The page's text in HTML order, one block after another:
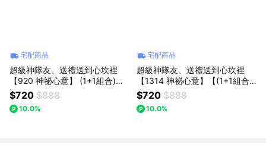
宅配商品
超級神隊友、送禮送到心坎裡
【920 神祕心意】 (1+1組合)
【粉色勿忘我針織花+粉晶熊】
｜【Missing想念你】｜ : 七夕情
人節/父親節(預購)
$720 $888
10.0%
宅配商品
超級神隊友、送禮送到心坎裡
【1314 神祕心意】【(1+1組合)
【粉玫瑰+粉晶鑰匙2入組】】Mi
ssing想念你｜粉玫瑰精緻花束：
浪漫告白推薦，讓愛在日常中綻
$720 $888
10.0%